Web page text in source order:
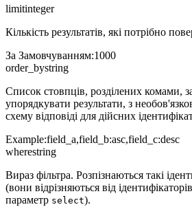
limitinteger
Кількість результатів, які потрібно
За Замовчуванням:1000
order_bystring
Список стовпців, розділених комами,
упорядкувати результати, з
схему відповіді для дійсних
Example:field_a,field_b:asc,field_c:desc
wherestring
Вираз фільтра. Розпізнаються такі
(вони відрізняються від
параметр select).